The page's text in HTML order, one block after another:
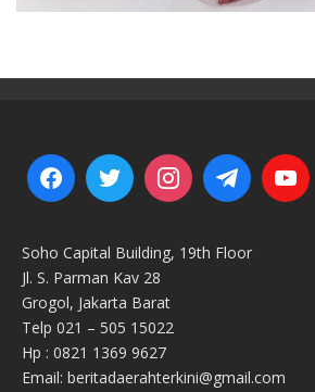
Soho Capital Building, 19th Floor
Jl. S. Parman Kav 28
Grogol, Jakarta Barat
Telp 021 – 505 15022
Hp : 0821 1369 9627
Email: beritadaerahterkini@gmail.com